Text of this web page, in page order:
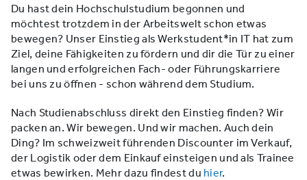
Du hast dein Hochschulstudium begonnen und
möchtest trotzdem in der Arbeitswelt schon etwas
bewegen? Unser Einstieg als Werkstudent*in IT hat zum
Ziel, deine Fähigkeiten zu fördern und dir die Tür zu einer
langen und erfolgreichen Fach- oder Führungskarriere
bei uns zu öffnen - schon während dem Studium.
Nach Studienabschluss direkt den Einstieg finden? Wir
packen an. Wir bewegen. Und wir machen. Auch dein
Ding? Im schweizweit führenden Discounter im Verkauf,
der Logistik oder dem Einkauf einsteigen und als Trainee
etwas bewirken. Mehr dazu findest du hier.